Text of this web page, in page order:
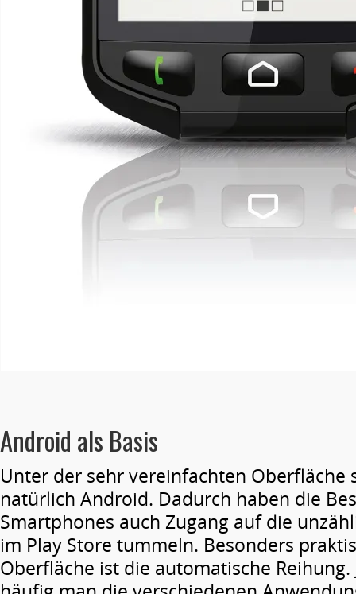
Android als Basis
Unter der sehr vereinfachten Oberfläche
natürlich Android. Dadurch haben die
Smartphones auch Zugang auf die
im Play Store tummeln. Besonders
Oberfläche ist die automatische Reihung.